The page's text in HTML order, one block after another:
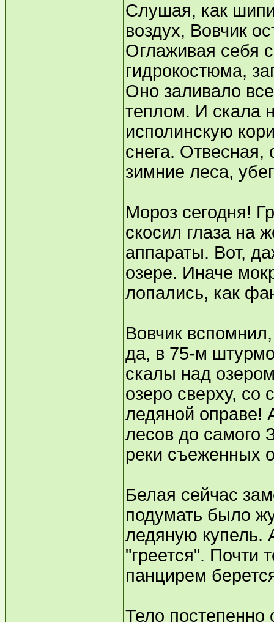
Слушая, как
воздух, Вовчик
Оглаживая себя
гидрокостюма,
Оно заливало
теплом. И скала
исполинскую
снега. Отвесная,
зимние леса,
Мороз сегодня!
скосил глаза на
аппараты. Вот,
озере. Иначе
лопались, как
Вовчик
да, в 75-м
скалы над
озеро сверху, со
ледяной оправе!
лесов до самого
реки съеженных
Белая сейчас
подумать было
ледяную купель.
"греется". Почти
панцирем
Тело постепенно